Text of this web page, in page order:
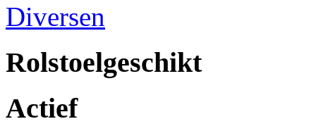
Diversen
Rolstoelgeschikt
Actief